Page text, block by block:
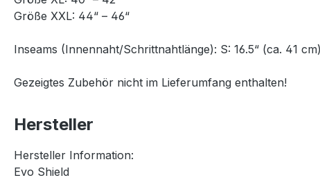
Größe XXL: 44“ – 46“
Inseams (Innennaht/Schrittnahtlänge): S: 16.5“ (ca. 41
Gezeigtes Zubehör nicht im Lieferumfang enthalten!
Hersteller
Hersteller Information:
Evo Shield